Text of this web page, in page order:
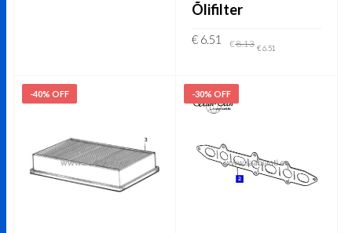
Õlifilter
€8.13 price
€ 6.51
price
€6.51
-40% OFF
-30% OFF